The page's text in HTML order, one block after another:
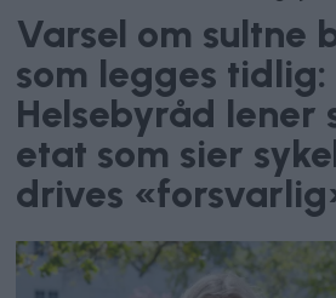
Varsel om sultne
som legges tidlig:
Helsebyråd lener
etat som sier
drives